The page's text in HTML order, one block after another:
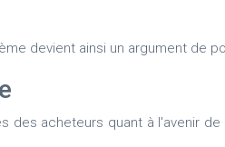
devient ainsi un argument de
acheteurs quant à l'avenir